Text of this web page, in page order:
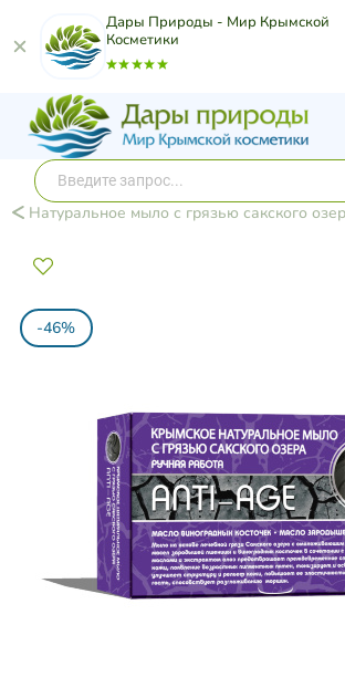
Дары Природы - Мир Крымской
Косметики
Натуральное мыло с грязью сакского
-46%